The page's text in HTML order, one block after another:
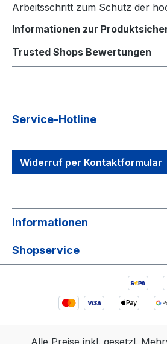
Arbeitsschritt zum Schutz der
Informationen zur
Trusted Shops Bewertungen
Service-Hotline
Widerruf per Kontaktformular
Informationen
Shopservice